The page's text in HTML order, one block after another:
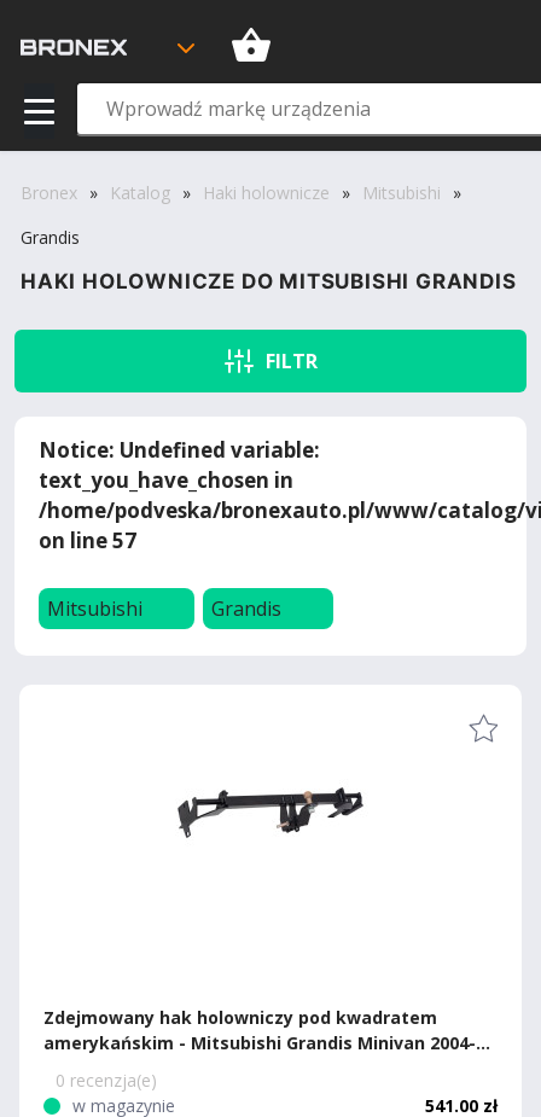
Bronex » Katalog » Haki holownicze » Mitsubishi
»
Grandis
HAKI HOLOWNICZE DO MITSUBISHI GRANDIS
FILTR
Notice: Undefined variable:
text_you_have_chosen in
/home/podveska/bronexauto.pl/www/catalog/
on line57
Mitsubishi Grandis
Zdejmowany hak holowniczy pod kwadratem
amerykańskim - Mitsubishi Grandis Minivan 2004-
0 recenzja(e)
w magazynie
541.00 zł